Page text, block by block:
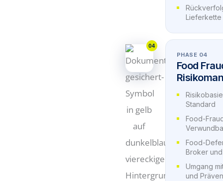
Lieferkette
04
PHASE 04
Food
Standard
Food-
Food-
Broker
Umgang
und